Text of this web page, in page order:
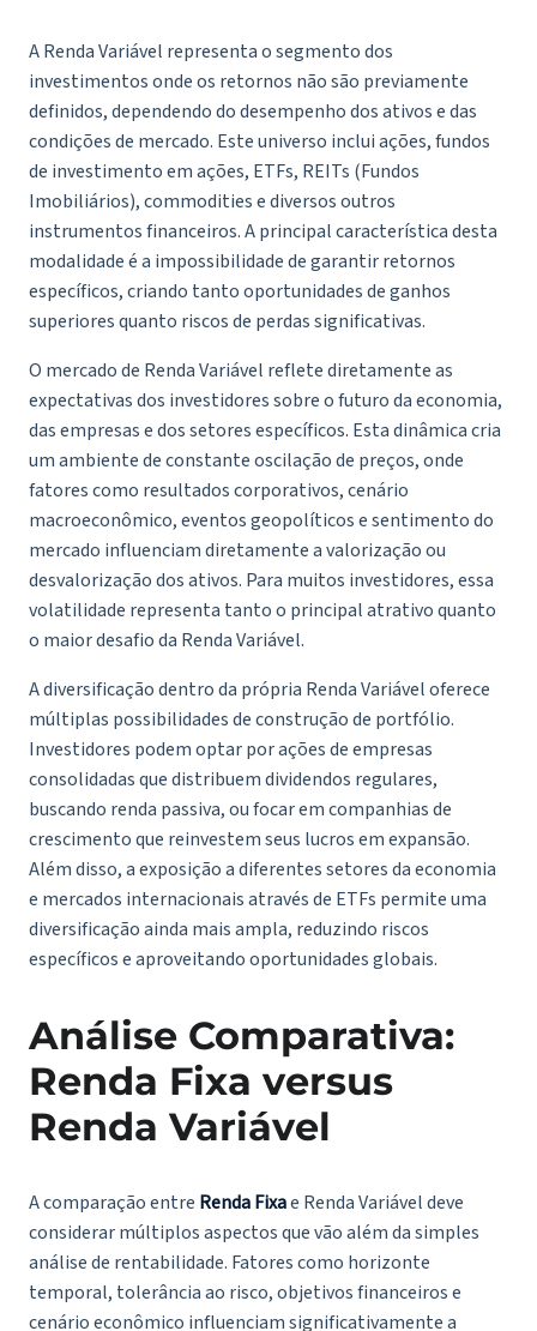
A Renda Variável representa o segmento dos
investimentos onde os retornos não são previamente
definidos, dependendo do desempenho dos ativos e das
condições de mercado. Este universo inclui ações, fundos
de investimento em ações, ETFs, REITs (Fundos
Imobiliários), commodities e diversos outros
instrumentos financeiros. A principal característica desta
modalidade é a impossibilidade de garantir retornos
específicos, criando tanto oportunidades de ganhos
superiores quanto riscos de perdas significativas.
O mercado de Renda Variável reflete diretamente as
expectativas dos investidores sobre o futuro da economia,
das empresas e dos setores específicos. Esta dinâmica cria
um ambiente de constante oscilação de preços, onde
fatores como resultados corporativos, cenário
macroeconômico, eventos geopolíticos e sentimento do
mercado influenciam diretamente a valorização ou
desvalorização dos ativos. Para muitos investidores, essa
volatilidade representa tanto o principal atrativo quanto
o maior desafio da Renda Variável.
A diversificação dentro da própria Renda Variável oferece
múltiplas possibilidades de construção de portfólio.
Investidores podem optar por ações de empresas
consolidadas que distribuem dividendos regulares,
buscando renda passiva, ou focar em companhias de
crescimento que reinvestem seus lucros em expansão.
Além disso, a exposição a diferentes setores da economia
e mercados internacionais através de ETFs permite uma
diversificação ainda mais ampla, reduzindo riscos
específicos e aproveitando oportunidades globais.
Análise Comparativa:
Renda Fixa versus
Renda Variável
A comparação entre Renda Fixae Renda Variável deve
considerar múltiplos aspectos que vão além da simples
análise de rentabilidade. Fatores como horizonte
temporal, tolerância ao risco, objetivos financeiros e
cenário econômico influenciam significativamente a